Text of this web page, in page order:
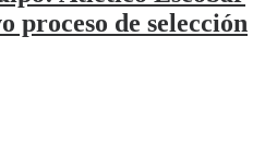
proceso de selección